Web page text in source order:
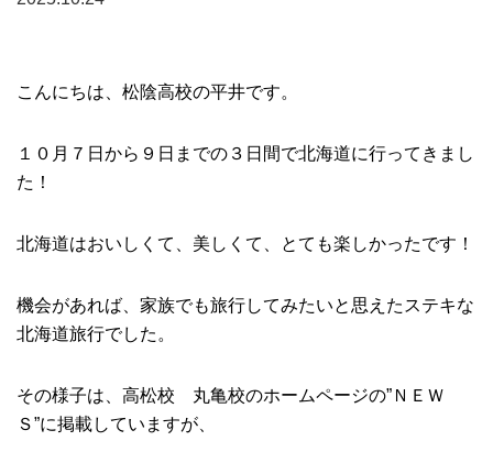
こんにちは、松陰高校の平井です。
１０月７日から９日までの３日間で北海道に行ってきまし
た！
北海道はおいしくて、美しくて、とても楽しかったです！
機会があれば、家族でも旅行してみたいと思えたステキな
北海道旅行でした。
その様子は、高松校 丸亀校のホームページの”ＮＥＷ
Ｓ”に掲載していますが、